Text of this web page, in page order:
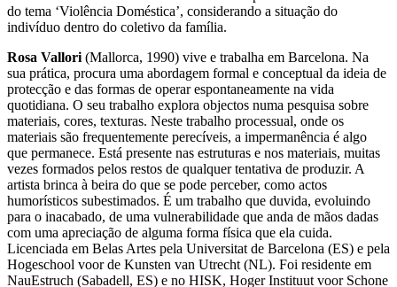
do tema ‘Violência Doméstica’, considerando a situação do
indivíduo dentro do coletivo da família.
Rosa Vallori (Mallorca, 1990) vive e trabalha em Barcelona. Na
sua prática, procura uma abordagem formal e conceptual da ideia de
protecção e das formas de operar espontaneamente na vida
quotidiana. O seu trabalho explora objectos numa pesquisa sobre
materiais, cores, texturas. Neste trabalho processual, onde os
materiais são frequentemente perecíveis, a impermanência é algo
que permanece. Está presente nas estruturas e nos materiais, muitas
vezes formados pelos restos de qualquer tentativa de produzir. A
artista brinca à beira do que se pode perceber, como actos
humorísticos subestimados. É um trabalho que duvida, evoluindo
para o inacabado, de uma vulnerabilidade que anda de mãos dadas
com uma apreciação de alguma forma física que ela cuida.
Licenciada em Belas Artes pela Universitat de Barcelona (ES) e pela
Hogeschool voor de Kunsten van Utrecht (NL). Foi residente em
NauEstruch (Sabadell, ES) e no HISK, Hoger Instituut voor Schone